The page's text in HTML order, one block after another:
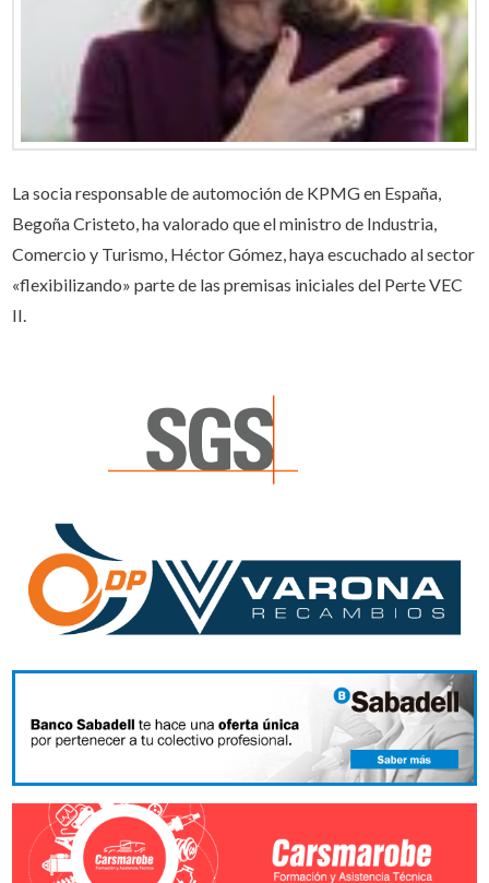
La socia responsable de automoción de KPMG en España,
Begoña Cristeto, ha valorado que el ministro de Industria,
Comercio y Turismo, Héctor Gómez, haya escuchado al sector
«flexibilizando» parte de las premisas iniciales del Perte VEC
II.